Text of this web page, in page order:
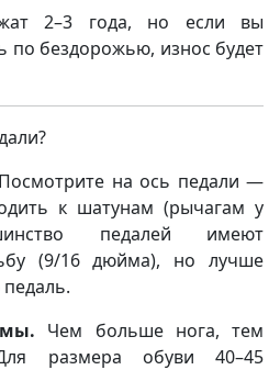
2–3 года, но если вы
по бездорожью, износ будет
Посмотрите на ось педали —
к шатунам (рычагам у
педалей имеют
(9/16 дюйма), но лучше
Чем больше нога, тем
размера обуви 40–45